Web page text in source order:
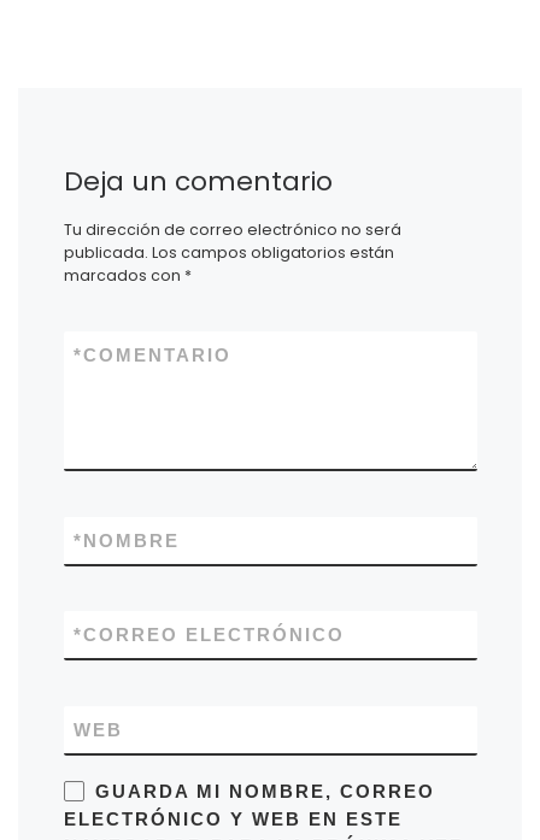
Deja un comentario
Tu dirección de correo electrónico no será
publicada. Los campos obligatorios están
marcados con *
COMENTARIO
*
NOMBRE
*
CORREO ELECTRÓNICO
*
WEB
GUARDA MI NOMBRE, CORREO
ELECTRÓNICO Y WEB EN ESTE